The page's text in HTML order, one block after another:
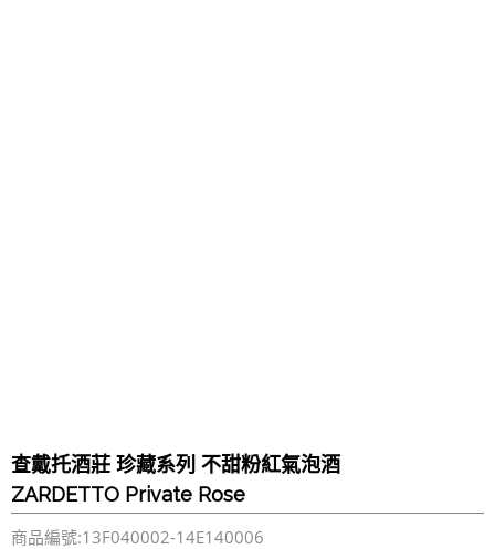
查戴托酒莊 珍藏系列 不甜粉紅氣泡酒
ZARDETTO Private Rose
商品編號:13F040002-14E140006